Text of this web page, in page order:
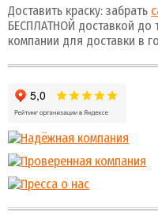
Доставить краску: забрать
БЕСПЛАТНОЙ доставкой
компании для доставки в